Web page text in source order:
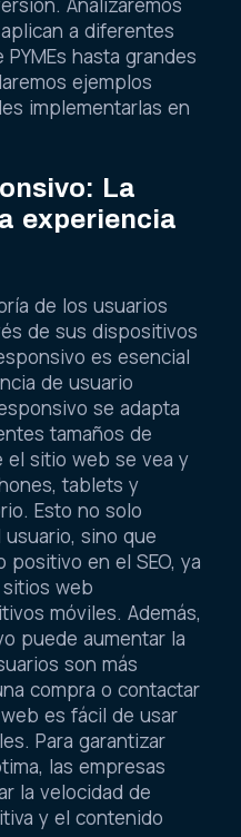
a diferentes
hasta grandes
ejemplos
implementarlas en
La
experiencia
de los usuarios
de sus dispositivos
es esencial
de usuario
se adapta
tamaños de
el sitio web se vea y
tablets y
Esto no solo
sino que
en el SEO, ya
web
móviles. Además,
puede aumentar la
son más
compra o contactar
es fácil de usar
Para garantizar
las empresas
la velocidad de
y el contenido